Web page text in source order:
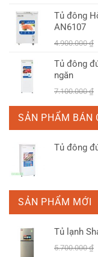
Tủ đông
AN6107
4.900.000₫
Tủ đông
ngăn
7.100.000₫
SẢN PHẨM BÁN
Tủ đông
SẢN PHẨM MỚI
Tủ lạnh
5.700.000₫